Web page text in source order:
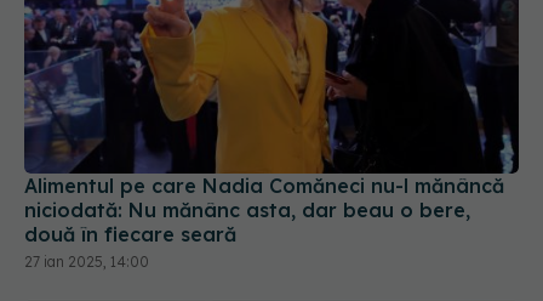
Alimentul pe care Nadia Comăneci nu-l mănâncă
niciodată: Nu mănânc asta, dar beau o bere,
două în fiecare seară
27 ian 2025, 14:00